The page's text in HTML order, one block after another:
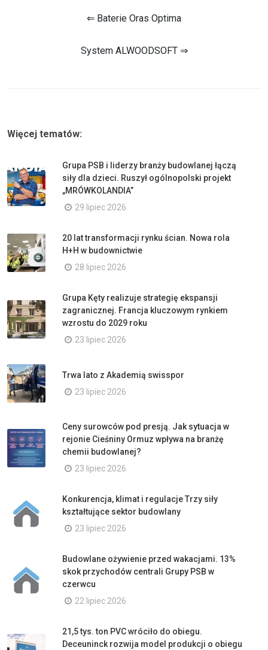
⇐ Baterie Oras Optima
System ALWOODSOFT ⇒
Więcej tematów:
Grupa PSB i liderzy branży budowlanej łączą
siły dla dzieci. Ruszył ogólnopolski projekt
„MRÓWKOLANDIA”
29 lipiec 2026
20 lat transformacji rynku ścian. Nowa rola
H+H w budownictwie
28 lipiec 2026
Grupa Kęty realizuje strategię ekspansji
zagranicznej. Francja kluczowym rynkiem
wzrostu do 2029 roku
23 lipiec 2026
Trwa lato z Akademią swisspor
23 lipiec 2026
Ceny surowców pod presją. Jak sytuacja w
rejonie Cieśniny Ormuz wpływa na branżę
chemii budowlanej?
23 lipiec 2026
Konkurencja, klimat i regulacje Trzy siły
kształtujące sektor budowlany
23 lipiec 2026
Budowlane ożywienie przed wakacjami. 13%
skok przychodów centrali Grupy PSB w
czerwcu
22 lipiec 2026
21,5 tys. ton PVC wróciło do obiegu.
Deceuninck rozwija model produkcji o obiegu